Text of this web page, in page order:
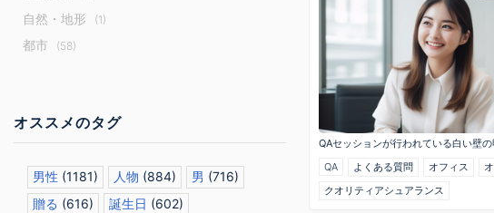
自然・地形 (1)
都市 (58)
オススメのタグ
男性 (1181) 人物 (884) 男 (716)
贈る (616) 誕生日 (602)
QAセッションが行われている白い壁
QA
よくある質問 オフィス
クオリティアシュアランス